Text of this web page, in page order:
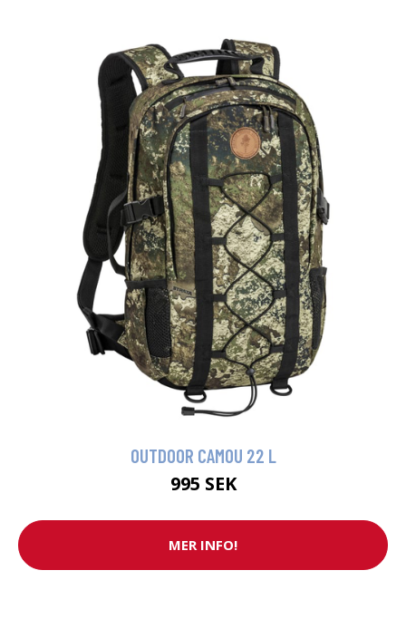
OUTDOOR CAMOU 22 L
995 SEK
MER INFO!